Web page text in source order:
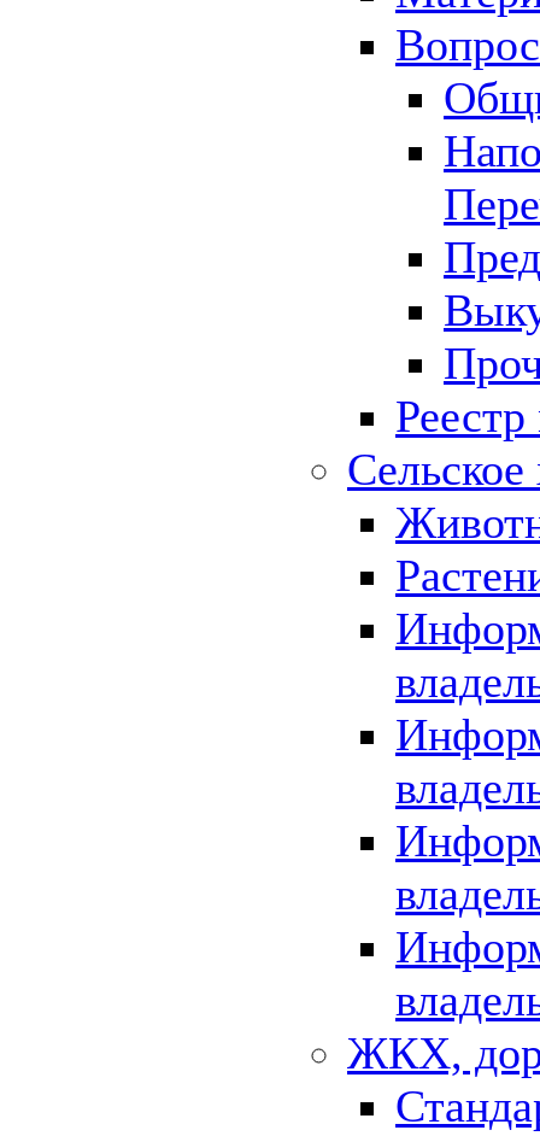
Сельское
ЖКХ,